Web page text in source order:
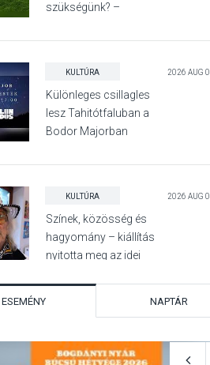
szükségünk? –
Irodalmi Színpadon
KULTÚRA 2026 AUG
Különleges csillagles
lesz Tahitótfaluban a
Bodor Majorban
KULTÚRA 2026 AUG
Színek, közösség és
hagyomány – kiállítás
nyitotta meg az idei
KULTÚRA 2026 AUG
Mordái folk-rock
koncert lesz a
ESEMÉNY NAPTÁR